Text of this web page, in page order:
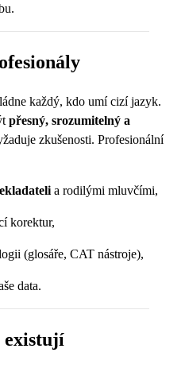
každý, kdo umí cizí jazyk.
přesný, srozumitelný a
zkušenosti. Profesionální
a rodilými mluvčími,
korektur,
(glosáře, CAT nástroje),
data.
existují